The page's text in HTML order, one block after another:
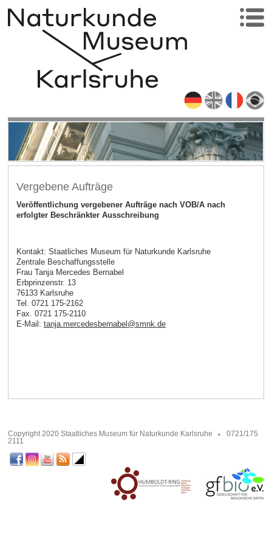
Vergebene Aufträge
Veröffentlichung vergebener Aufträge nach VOB/A nach
erfolgter Beschränkter Ausschreibung
Kontakt: Staatliches Museum für Naturkunde Karlsruhe
Zentrale Beschaffungsstelle
Frau Tanja Mercedes Bernabel
Erbprinzenstr. 13
76133 Karlsruhe
Tel. 0721 175-2162
Fax. 0721 175-2110
E-Mail: tanja.mercedesbernabel @smnk.de
Copyright 2020 Staatliches Museum für Naturkunde Karlsruhe
0721/175
2111